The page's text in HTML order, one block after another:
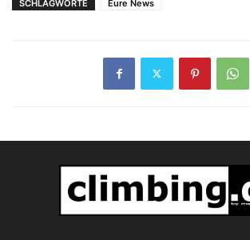
SCHLAGWORTE
Eure News